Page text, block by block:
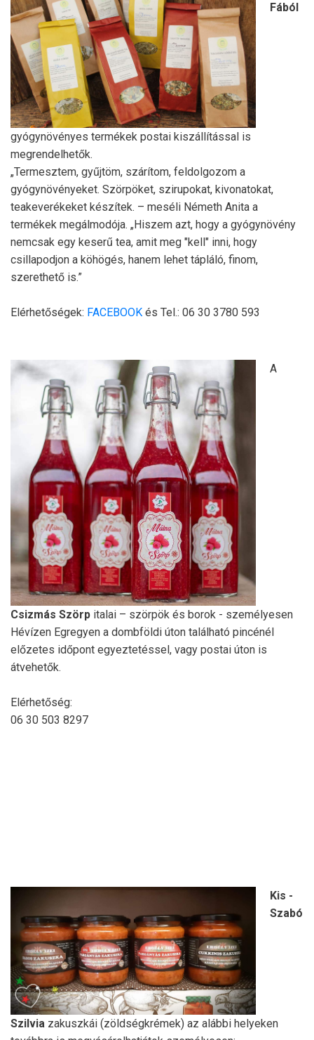
Fából
gyógynövényes termékek postai kiszállítással is
megrendelhetők.
„Termesztem, gyűjtöm, szárítom, feldolgozom a
gyógynövényeket. Szörpöket, szirupokat, kivonatokat,
teakeverékeket készítek. – meséli Németh Anita a
termékek megálmodója. „Hiszem azt, hogy a gyógynövény
nemcsak egy keserű tea, amit meg "kell" inni, hogy
csillapodjon a köhögés, hanem lehet tápláló, finom,
szerethető is.”
Elérhetőségek: FACEBOOK és Tel.: 06 30 3780 593
A
Csizmás Szörp italai – szörpök és borok - személyesen
Hévízen Egregyen a dombföldi úton található pincénél
előzetes időpont egyeztetéssel, vagy postai úton is
átvehetők.
Elérhetőség:
06 30 503 8297
Kis -
Szabó
Szilvia zakuszkái (zöldségkrémek) az alábbi helyeken